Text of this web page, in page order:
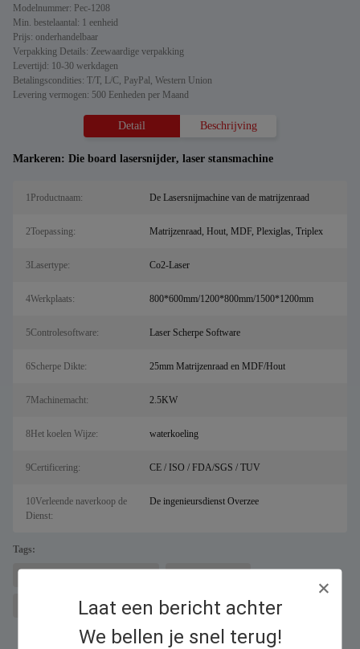
Laat een bericht achter
We bellen je snel terug!
Modelnummer: Pec-1208
Min. bestelaantal: 1 eenheid
Prijs: onderhandelbaar
Verpakking Details: Zeewaardige verpakking
Levertijd: 10-30 werkdagen
Betalingscondities: T/T, L/C, PayPal, Western Union
Levering vermogen: 500 Eenheden per Maand
Detail Beschrijving
Markeren: Die board lasersnijder, laser stansmachine
1Productnaam: De Lasersnijmachine van de matrijzenraad
2Toepassing: Matrijzenraad, Hout, MDF, Plexiglas, Triplex
3Lasertype: Co2-Laser
4Werkplaats: 800*600mm/1200*800mm/1500*1200mm
5Controlesoftware: Laser Scherpe Software
6Scherpe Dikte: 25mm Matrijzenraad en MDF/Hout
7Machinemacht: 2.5KW
8Het koelen Wijze: waterkoeling
9Certificering: CE / ISO / FDA/SGS / TUV
10Verleende naverkoop de
Dienst:
De ingenieursdienst Overzee
Tags:
Die board lasersnijder